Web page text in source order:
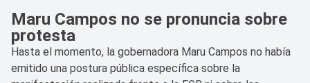
Maru Campos no se pronuncia sobre
protesta
Hasta el momento, la gobernadora Maru Campos no había
emitido una postura pública específica sobre la